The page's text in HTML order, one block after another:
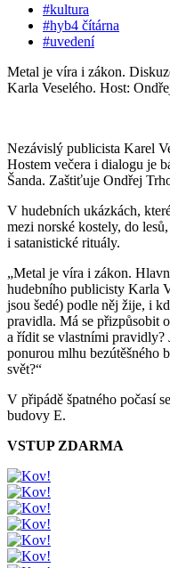
#kultura
#hyb4 čítárna
#uvedení
Metal je víra i zákon.
Karla Veselého. Host:
Nezávislý publicista Karel
Hostem večera i dialogu je
Šanda. Zaštiťuje Ondřej
V hudebních ukázkách,
mezi norské kostely, do
i satanistické rituály.
„Metal je víra i zákon.
hudebního publicisty Karla
jsou šedé) podle něj žije, i
pravidla. Má se přizpůsobit
a řídit se vlastními pravidly?
ponurou mlhu bezútěšného
svět?“
V připádě špatného počasí
budovy E.
VSTUP ZDARMA